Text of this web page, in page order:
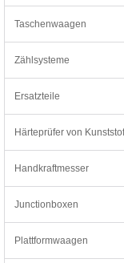
Taschenwaagen
Zählsysteme
Ersatzteile
Härteprüfer von
Handkraftmesser
Junctionboxen
Plattformwaagen